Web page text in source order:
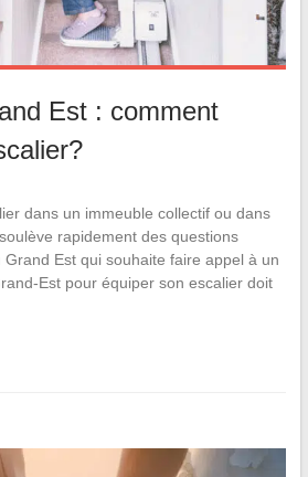
Est : comment
dans un immeuble collectif ou dans
rapidement des questions
Est qui souhaite faire appel à un
Est pour équiper son escalier doit